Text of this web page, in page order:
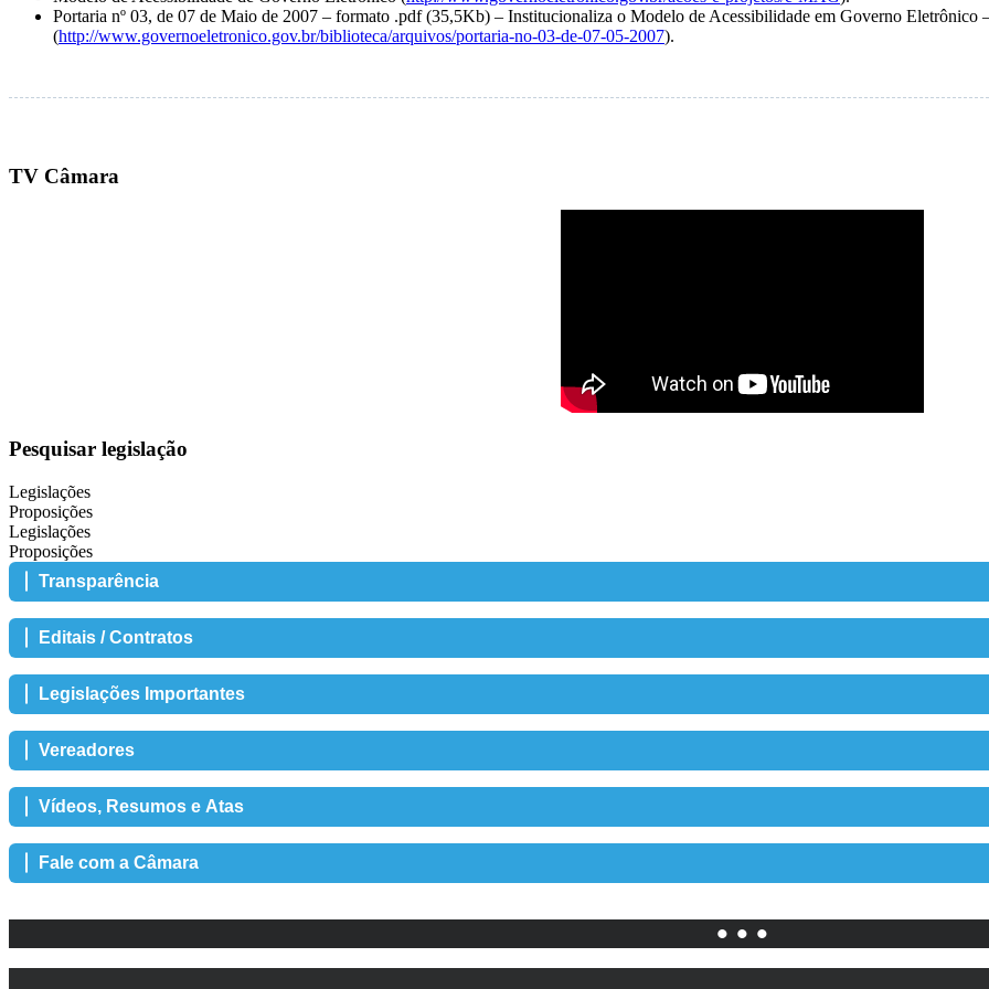
Portaria nº 03, de 07 de Maio de 2007 – formato .pdf (35,5Kb) – Institucionaliza o Modelo de Acessibilidade em Governo Eletrônico
(http://www.governoeletronico.gov.br/biblioteca/arquivos/portaria-no-03-de-07-05-2007).
TV Câmara
Pesquisar legislação
Legislações
Proposições
Legislações
Proposições
Transparência
Editais / Contratos
Legislações Importantes
Vereadores
Vídeos, Resumos e Atas
Fale com a Câmara
• • •